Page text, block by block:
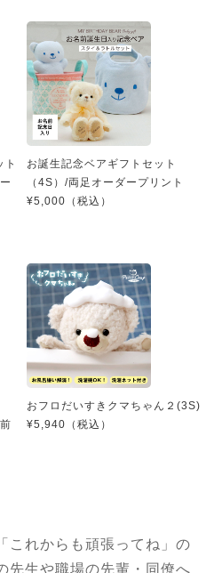
ト
お誕生記念ベアギフトセット
（4S）/両足オーダープリント
¥5,000（税込）
おフロだいすきクマちゃん２(3S)
¥5,940（税込）
これからも頑張ってね」の
先生や職場の先輩・同僚へ